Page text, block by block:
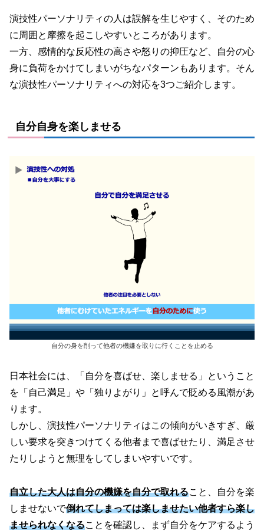
演技性パーソナリティの人は誤解を生じやすく、そのため
に周囲と摩擦を起こしやすいところがあります。
一方、感情的な反応性の高さや怒りの抑圧など、自分の心
身に負荷をかけてしまいがちなパターンもあります。そん
な演技性パーソナリティへの対応を3つご紹介します。
自分自身を楽しませる
自分の身を削って他者の機嫌を取りに行くことを止める
日本社会には、「自分を喜ばせ、楽しませる」ということ
を「自己満足」や「独りよがり」と呼んで貶める風潮があ
ります。
しかし、演技性パーソナリティはこの傾向がいきすぎ、厳
しい要求を突きつけてくる他者まで喜ばせたり、満足させ
たりしようと無理をしてしまいやすいです。
自立した大人は自分の機嫌を自分で取れること、自分を楽
しませないで倒れてしまっては楽しませたい他者すら楽し
ませられなくなることを確認し、まず自分をケアするよう